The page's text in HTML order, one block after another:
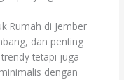
Rumah di Jember
dan penting
tetapi juga
dengan